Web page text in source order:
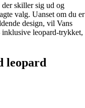
der skiller sig ud og
valg. Uanset om du er
design, vil Vans
inklusive leopard-trykket,
leopard